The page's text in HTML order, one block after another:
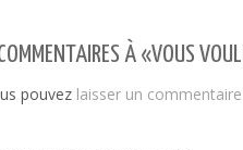
À «VOUS
pouvez laisser un commentaire